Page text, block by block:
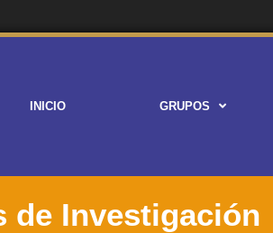
INICIO GRUPOS
de Investigación